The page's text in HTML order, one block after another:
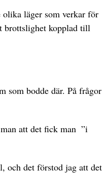
olika läger som verkar för
brottslighet kopplad till
som bodde där. På frågor
att det fick man ­ ”i
och det förstod jag att det